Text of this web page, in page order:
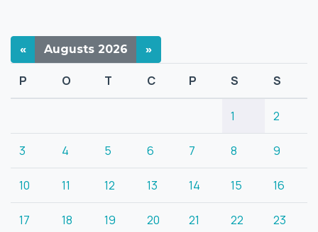
« Augusts 2026 »
P O T C P S S
1 2
3 4 5 6 7 8 9
10 11 12 13 14 15 16
17 18 19 20 21 22 23